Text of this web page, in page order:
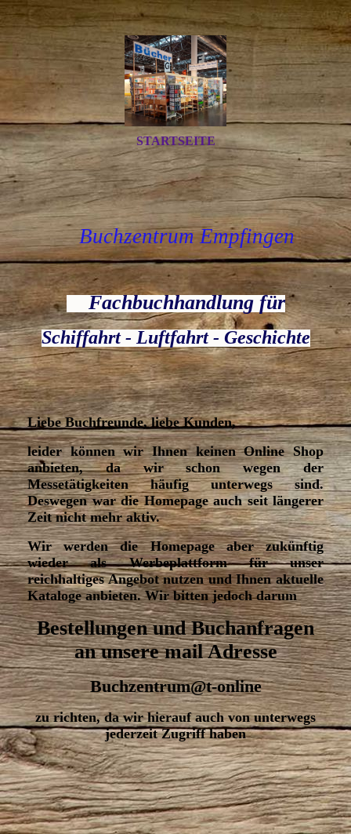
STARTSEITE
Buchzentrum Empfingen
Fachbuchhandlung für
Schiffahrt - Luftfahrt - Geschichte
Liebe Buchfreunde, liebe Kunden,
leider können wir Ihnen keinen Online Shop
anbieten, da wir schon wegen der
Messetätigkeiten häufig unterwegs sind.
Deswegen war die Homepage auch seit längerer
Zeit nicht mehr aktiv.
Wir werden die Homepage aber zukünftig
wieder als Werbeplattform für unser
reichhaltiges Angebot nutzen und Ihnen aktuelle
Kataloge anbieten. Wir bitten jedoch darum
Bestellungen und Buchanfragen
an unsere mail Adresse
Buchzentrum@t-online
zu richten, da wir hierauf auch von unterwegs
jederzeit Zugriff haben